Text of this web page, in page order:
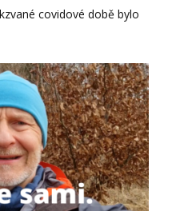
covidové době bylo